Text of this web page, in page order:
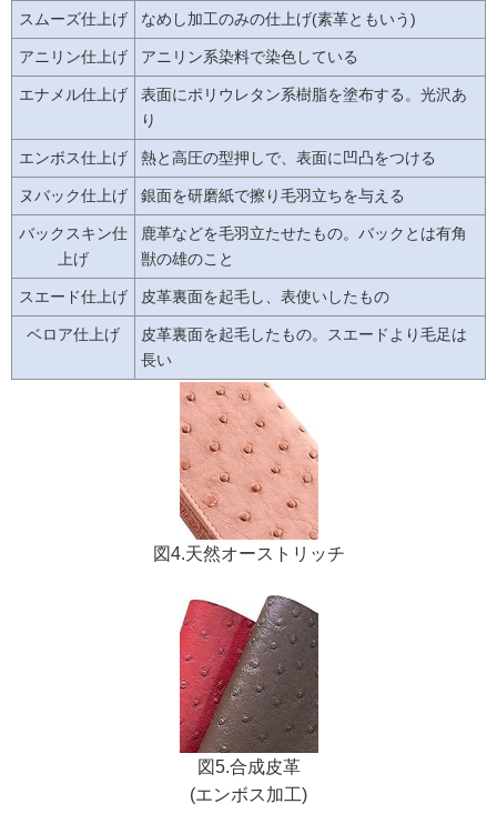
スムーズ仕上げ なめし加工のみの仕上げ(素革ともいう)
アニリン仕上げ アニリン系染料で染色している
エナメル仕上げ
表面にポリウレタン系樹脂を塗布する。光沢あ
り
エンボス仕上げ 熱と高圧の型押しで、表面に凹凸をつける
ヌバック仕上げ 銀面を研磨紙で擦り毛羽立ちを与える
バックスキン仕
上げ
鹿革などを毛羽立たせたもの。バックとは有角
獣の雄のこと
スエード仕上げ 皮革裏面を起毛し、表使いしたもの
ベロア仕上げ
皮革裏面を起毛したもの。スエードより毛足は
長い
図4.天然オーストリッチ
図5.合成皮革
(エンボス加工)